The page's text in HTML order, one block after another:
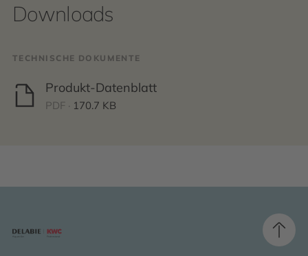
Downloads
TECHNISCHE DOKUMENTE
Produkt-Datenblatt
PDF · 170.7 KB